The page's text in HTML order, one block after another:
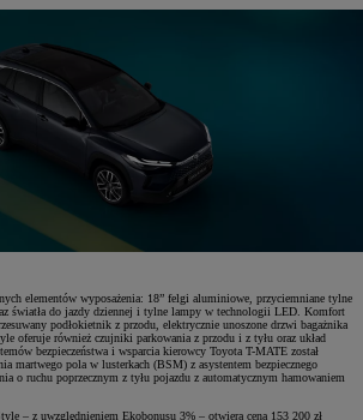
elementów wyposażenia: 18” felgi aluminiowe, przyciemniane tylne
światła do jazdy dziennej i tylne lampy w technologii LED. Komfort
podłokietnik z przodu, elektrycznie unoszone drzwi bagażnika
oferuje również czujniki parkowania z przodu i z tyłu oraz układ
bezpieczeństwa i wsparcia kierowcy Toyota T-MATE został
martwego pola w lusterkach (BSM) z asystentem bezpiecznego
o ruchu poprzecznym z tyłu pojazdu z automatycznym hamowaniem
– z uwzględnieniem Ekobonusu 3% – otwiera cena 153 200 zł